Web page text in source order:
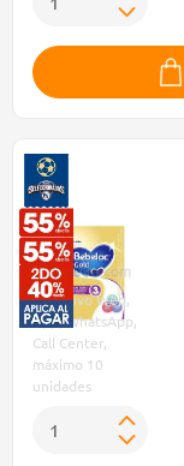
Exclusivo Web,
App, WhatsApp,
Call Center,
máximo 10
unidades